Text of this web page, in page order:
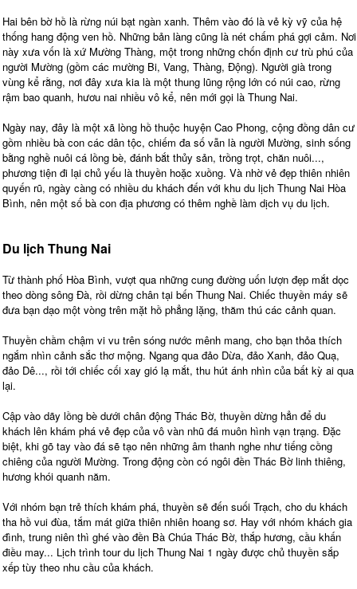
Hai bên bờ hồ là rừng núi bạt ngàn xanh. Thêm vào đó là vẻ kỳ vỹ của hệ
thống hang động ven hồ. Những bản làng cũng là nét chấm phá gợi cảm. Nơi
này xưa vốn là xứ Mường Thàng, một trong những chốn định cư trù phú của
người Mường (gồm các mường Bi, Vang, Thàng, Ðộng). Người già trong
vùng kể rằng, nơi đây xưa kia là một thung lũng rộng lớn có núi cao, rừng
rậm bao quanh, hươu nai nhiều vô kể, nên mới gọi là Thung Nai.
Ngày nay, đây là một xã lòng hồ thuộc huyện Cao Phong, cộng đồng dân cư
gồm nhiều bà con các dân tộc, chiếm đa số vẫn là người Mường, sinh sống
bằng nghề nuôi cá lồng bè, đánh bắt thủy sản, trồng trọt, chăn nuôi...,
phương tiện đi lại chủ yếu là thuyền hoặc xuồng. Và nhờ vẻ đẹp thiên nhiên
quyến rũ, ngày càng có nhiều du khách đến với khu du lịch Thung Nai Hòa
Bình, nên một số bà con địa phương có thêm nghề làm dịch vụ du lịch.
Du lịch Thung Nai
Từ thành phố Hòa Bình, vượt qua những cung đường uốn lượn đẹp mắt dọc
theo dòng sông Đà, rồi dừng chân tại bến Thung Nai. Chiếc thuyền máy sẽ
đưa bạn dạo một vòng trên mặt hồ phẳng lặng, thăm thú các cảnh quan.
Thuyền chầm chậm vi vu trên sóng nước mênh mang, cho bạn thỏa thích
ngắm nhìn cảnh sắc thơ mộng. Ngang qua đảo Dừa, đảo Xanh, đảo Quạ,
đảo Dê..., rồi tới chiếc cối xay gió lạ mắt, thu hút ánh nhìn của bất kỳ ai qua
lại.
Cập vào dãy lồng bè dưới chân động Thác Bờ, thuyền dừng hẳn để du
khách lên khám phá vẻ đẹp của vô vàn nhũ đá muôn hình vạn trạng. Đặc
biệt, khi gõ tay vào đá sẽ tạo nên những âm thanh nghe như tiếng cồng
chiêng của người Mường. Trong động còn có ngôi đền Thác Bờ linh thiêng,
hương khói quanh năm.
Với nhóm bạn trẻ thích khám phá, thuyền sẽ đến suối Trạch, cho du khách
tha hồ vui đùa, tắm mát giữa thiên nhiên hoang sơ. Hay với nhóm khách gia
đình, trung niên thì ghé vào đền Bà Chúa Thác Bờ, thắp hương, cầu khấn
điều may... Lịch trình tour du lịch Thung Nai 1 ngày được chủ thuyền sắp
xếp tùy theo nhu cầu của khách.